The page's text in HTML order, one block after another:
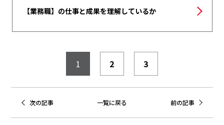
【業務職】の仕事と成果を理解しているか
1 2 3
次の記事 一覧に戻る 前の記事